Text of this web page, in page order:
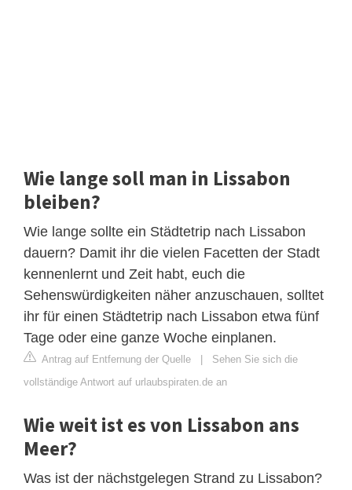
Wie lange soll man in Lissabon
bleiben?
Wie lange sollte ein Städtetrip nach Lissabon
dauern? Damit ihr die vielen Facetten der Stadt
kennenlernt und Zeit habt, euch die
Sehenswürdigkeiten näher anzuschauen, solltet
ihr für einen Städtetrip nach Lissabon etwa fünf
Tage oder eine ganze Woche einplanen.
Antrag auf Entfernung der Quelle | Sehen Sie sich die
vollständige Antwort auf urlaubspiraten.de an
Wie weit ist es von Lissabon ans
Meer?
Was ist der nächstgelegen Strand zu Lissabon?